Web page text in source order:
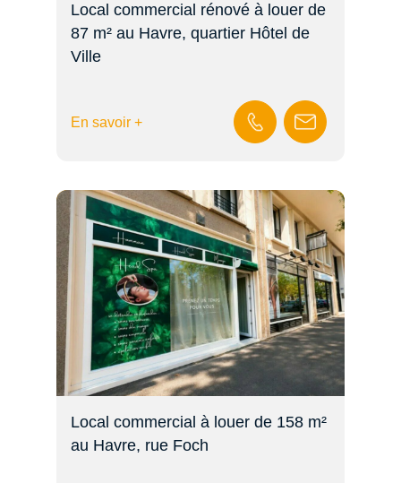
Local commercial rénové à louer de
87 m² au Havre, quartier Hôtel de
Ville
En savoir +
Local commercial à louer de 158 m²
au Havre, rue Foch